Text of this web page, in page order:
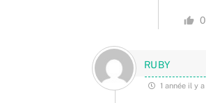
0
RUBY
1 année il y a